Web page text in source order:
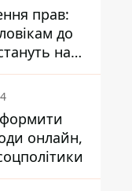
прав:
до
на
онлайн,
Мінсоцполітики